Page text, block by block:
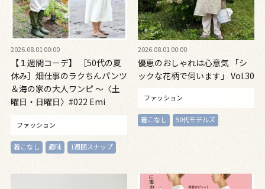
2026.08.01 00:00
【１週間コーデ】 ［50代の夏
休み］畑仕事のラクちんパンツ
＆海の家の大人ワンピ ～〈土
曜日・日曜日〉#022 Emi
ファッション
着こなし 趣味 1週間スナップ
2026.08.01 00:00
優恵のおしゃれは心意気 「シ
ックな花柄で伺います」 Vol.30
ファッション
着こなし 50代モデルズ